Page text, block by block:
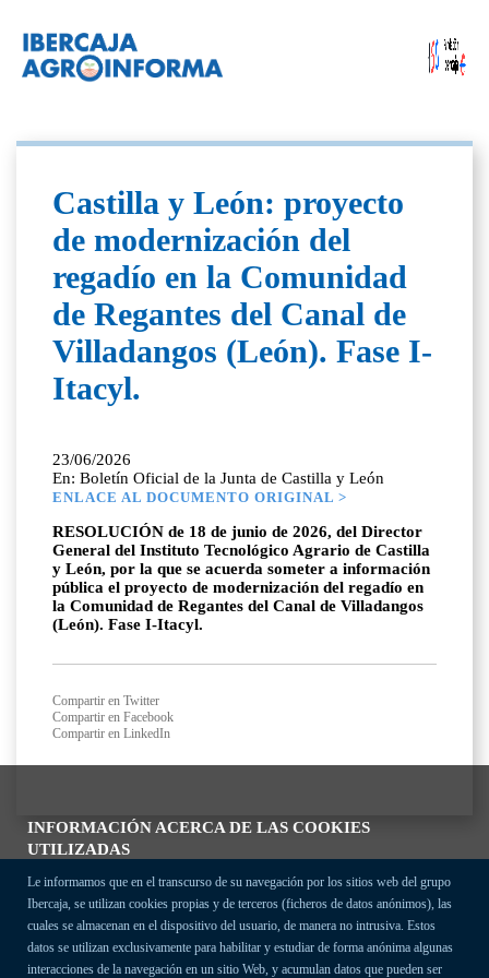
INFORMACIÓN ACERCA DE LAS COOKIES
UTILIZADAS
Le informamos que en el transcurso de su navegación por los sitios web del grupo
Ibercaja, se utilizan cookies propias y de terceros (ficheros de datos anónimos), las
cuales se almacenan en el dispositivo del usuario, de manera no intrusiva. Estos
datos se utilizan exclusivamente para habilitar y estudiar de forma anónima algunas
interacciones de la navegación en un sitio Web, y acumulan datos que pueden ser
Castilla y León: proyecto
de modernización del
regadío en la Comunidad
de Regantes del Canal de
Villadangos (León). Fase I-
Itacyl.
23/06/2026
En: Boletín Oficial de la Junta de Castilla y León
ENLACE AL DOCUMENTO ORIGINAL >
RESOLUCIÓN de 18 de junio de 2026, del Director
General del Instituto Tecnológico Agrario de Castilla
y León, por la que se acuerda someter a información
pública el proyecto de modernización del regadío en
la Comunidad de Regantes del Canal de Villadangos
(León). Fase I-Itacyl.
Compartir en Twitter
Compartir en Facebook
Compartir en LinkedIn